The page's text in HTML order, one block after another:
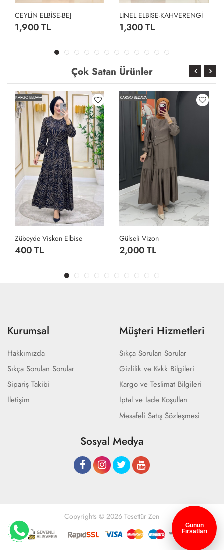
CEYLİN ELBİSE-BEJ
1,900 TL
LİNEL ELBİSE-KAHVERENGİ
1,300 TL
Çok Satan Ürünler
KARGO BEDAVA
Zübeyde Viskon Elbise
400 TL
KARGO BEDAVA
Gülseli Vizon
2,000 TL
Kurumsal
Hakkımızda
Sıkça Sorulan Sorular
Sipariş Takibi
İletişim
Müşteri Hizmetleri
Sıkça Sorulan Sorular
Gizlilik ve Kvkk Bilgileri
Kargo ve Teslimat Bilgileri
İptal ve İade Koşulları
Mesafeli Satış Sözleşmesi
Sosyal Medya
Copyrights © 2026 Tesettür Zen
Günün
Fırsatları